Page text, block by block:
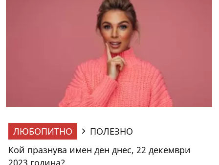
ЛЮБОПИТНО
ПОЛЕЗНО
Кой празнува имен ден днес, 22 декември
2023 година?